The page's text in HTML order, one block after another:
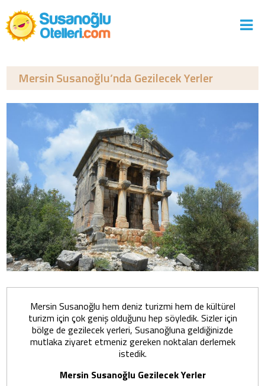
Mersin Susanoğlu’nda Gezilecek Yerler
Mersin Susanoğlu hem deniz turizmi hem de kültürel
turizm için çok geniş olduğunu hep söyledik. Sizler için
bölge de gezilecek yerleri, Susanoğluna geldiğinizde
mutlaka ziyaret etmeniz gereken noktaları derlemek
istedik.
Mersin Susanoğlu Gezilecek Yerler